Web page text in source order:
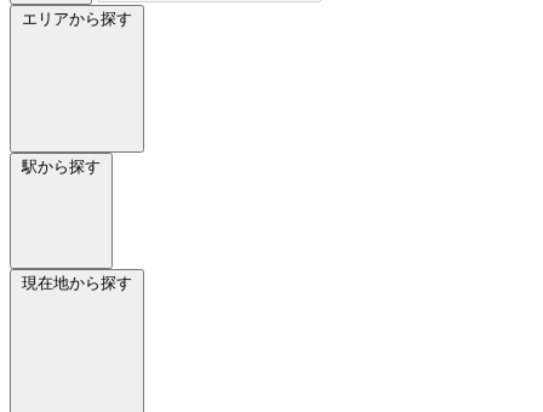
エリアから探す
駅から探す
現在地から探す